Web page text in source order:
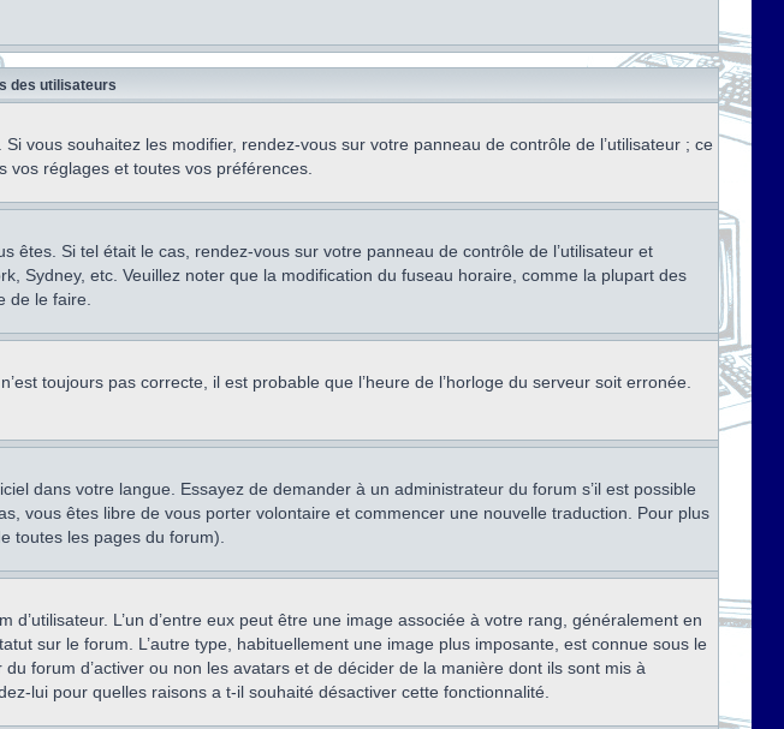
des utilisateurs
vous souhaitez les modifier, rendez-vous sur votre panneau de contrôle de l’utilisateur ; ce
réglages et toutes vos préférences.
êtes. Si tel était le cas, rendez-vous sur votre panneau de contrôle de l’utilisateur et
Sydney, etc. Veuillez noter que la modification du fuseau horaire, comme la plupart des
de le faire.
toujours pas correcte, il est probable que l’heure de l’horloge du serveur soit erronée.
dans votre langue. Essayez de demander à un administrateur du forum s’il est possible
vous êtes libre de vous porter volontaire et commencer une nouvelle traduction. Pour plus
toutes les pages du forum).
L’un d’entre eux peut être une image associée à votre rang, généralement en
sur le forum. L’autre type, habituellement une image plus imposante, est connue sous le
forum d’activer ou non les avatars et de décider de la manière dont ils sont mis à
lui pour quelles raisons a t-il souhaité désactiver cette fonctionnalité.